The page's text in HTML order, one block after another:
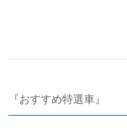
『おすすめ特選車』